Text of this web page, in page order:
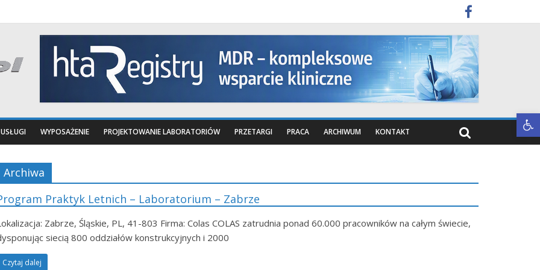
Otwórz pasek narzędzi
USŁUGI WYPOSAŻENIE PROJEKTOWANIE LABORATORIÓW PRZETARGI PRACA ARCHIWUM KONTAKT
Archiwa
Praktyk Letnich – Laboratorium – Zabrze
Zabrze, Śląskie, PL, 41-803 Firma: Colas COLAS zatrudnia ponad 60.000 pracowników na całym świecie,
siecią 800 oddziałów konstrukcyjnych i 2000
Czytaj dalej